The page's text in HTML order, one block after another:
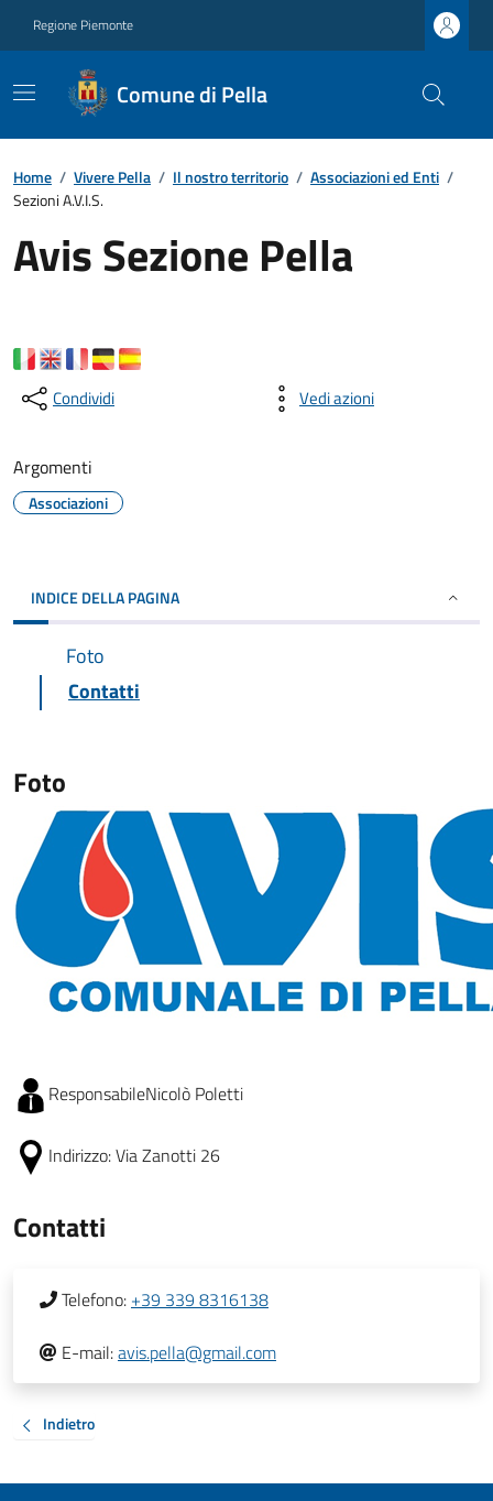
Regione Piemonte
Comune di Pella
Home / Vivere Pella / Il nostro territorio / Associazioni ed Enti /
Sezioni A.V.I.S.
Avis Sezione Pella
Condividi Vedi azioni
Argomenti
Associazioni
INDICE DELLA PAGINA
Foto
Contatti
Foto
ResponsabileNicolò Poletti
Indirizzo:Via Zanotti 26
Contatti
Telefono: +39 339 8316138
E-mail:avis.pella@gmail.com
Indietro